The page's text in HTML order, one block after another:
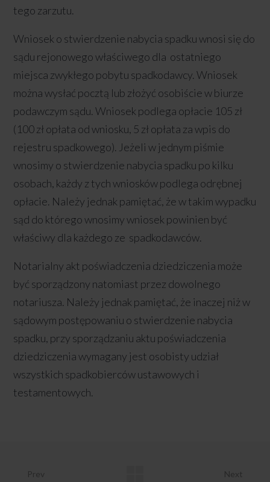
tego zarzutu.
Wniosek o stwierdzenie nabycia spadku wnosi się do
sądu rejonowego właściwego dla ostatniego
miejsca zwykłego pobytu spadkodawcy. Wniosek
można wysłać pocztą lub złożyć osobiście w biurze
podawczym sądu. Wniosek podlega opłacie 105 zł
(100 zł opłata od wniosku, 5 zł opłata za wpis do
rejestru spadkowego). Jeżeli w jednym piśmie
wnosimy o stwierdzenie nabycia spadku po kilku
osobach, każdy z tych wniosków podlega odrębnej
opłacie. Należy jednak pamiętać, że w takim wypadku
sąd do którego wnosimy wniosek powinien być
właściwy dla każdego ze spadkodawców.
Notarialny akt poświadczenia dziedziczenia może
być sporządzony natomiast przez dowolnego
notariusza. Należy jednak pamiętać, że inaczej niż w
sądowym postępowaniu o stwierdzenie nabycia
spadku, przy sporządzaniu aktu poświadczenia
dziedziczenia wymagany jest osobisty udział
wszystkich spadkobierców ustawowych i
testamentowych.
Prev Next